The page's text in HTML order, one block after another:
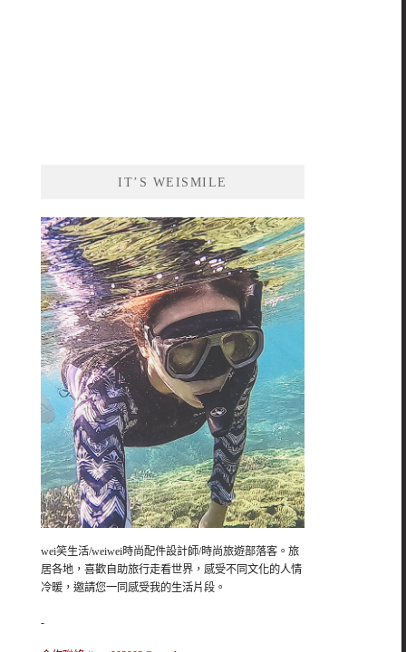
IT’S WEISMILE
wei笑生活/weiwei時尚配件設計師/時尚旅遊部落客。旅
居各地，喜歡自助旅行走看世界，感受不同文化的人情
冷暖，邀請您一同感受我的生活片段。
-